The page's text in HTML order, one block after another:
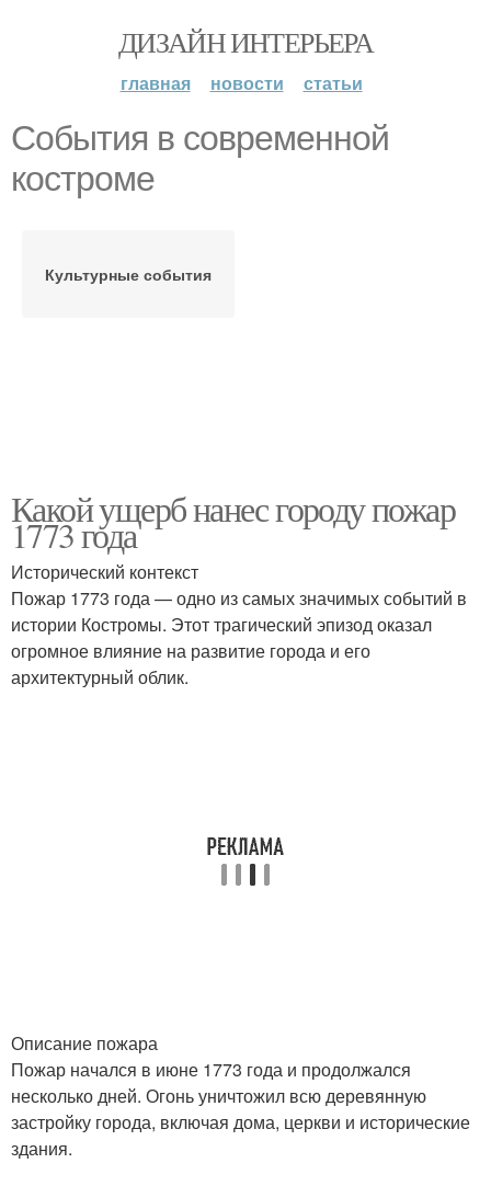
ДИЗАЙН ИНТЕРЬЕРА
главная новости статьи
События в современной
костроме
Культурные события
Какой ущерб нанес городу пожар
1773 года
Исторический контекст
Пожар 1773 года — одно из самых значимых событий в
истории Костромы. Этот трагический эпизод оказал
огромное влияние на развитие города и его
архитектурный облик.
Описание пожара
Пожар начался в июне 1773 года и продолжался
несколько дней. Огонь уничтожил всю деревянную
застройку города, включая дома, церкви и исторические
здания.